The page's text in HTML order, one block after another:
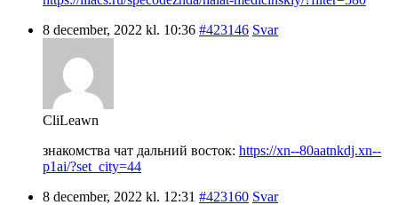
8 december, 2022 kl. 10:36 #423146 Svar
CliLeawn
знакомства чат дальний восток: https://xn--80aatnkdj.xn--
p1ai/?set_city=44
8 december, 2022 kl. 12:31 #423160 Svar